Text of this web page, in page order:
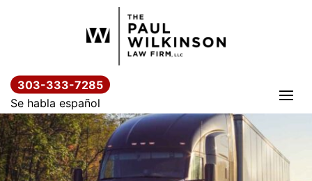
303-333-7285
Se habla español